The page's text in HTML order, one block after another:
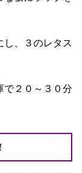
し、３のレタス
で２０～３０分